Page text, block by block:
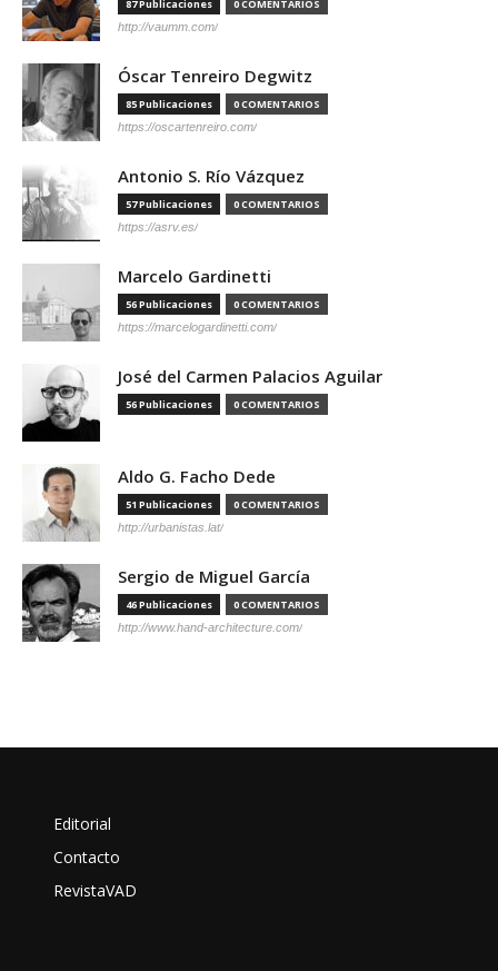
87 Publicaciones 0 COMENTARIOS
http://vaumm.com/
Óscar Tenreiro Degwitz
85 Publicaciones 0 COMENTARIOS
https://oscartenreiro.com/
Antonio S. Río Vázquez
57 Publicaciones 0 COMENTARIOS
https://asrv.es/
Marcelo Gardinetti
56 Publicaciones 0 COMENTARIOS
https://marcelogardinetti.com/
José del Carmen Palacios Aguilar
56 Publicaciones 0 COMENTARIOS
Aldo G. Facho Dede
51 Publicaciones 0 COMENTARIOS
http://urbanistas.lat/
Sergio de Miguel García
46 Publicaciones 0 COMENTARIOS
http://www.hand-architecture.com/
Editorial
Contacto
RevistaVAD